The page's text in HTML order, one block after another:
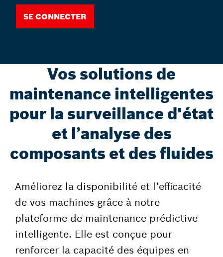
Se connecter
Vos solutions de
maintenance intelligentes
pour la surveillance d'état
et l’analyse des
composants et des fluides
Améliorez la disponibilité et l’efficacité
de vos machines grâce à notre
plateforme de maintenance prédictive
intelligente. Elle est conçue pour
renforcer la capacité des équipes en